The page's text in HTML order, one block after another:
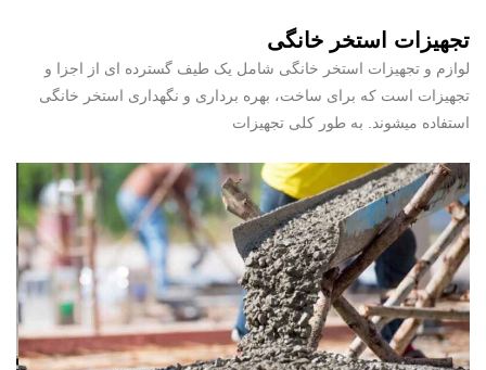
تجهیزات استخر خانگی
لوازم و تجهیزات استخر خانگی شامل یک طیف گسترده ای از اجزا و
تجهیزات است که برای ساخت، بهره برداری و نگهداری استخر خانگی
استفاده میشوند. به طور کلی تجهیزات